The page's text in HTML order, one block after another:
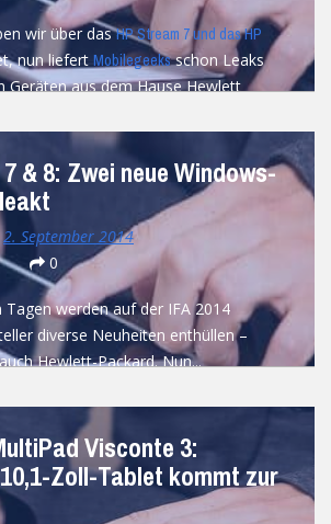
wir über dasHP Stream 7 und das HP
nun liefert Mobilegeeksschon Leaks
Geräten aus dem Hause Hewlett
& 8: Zwei neue Windows-
2. September 2014
0
Tagen werden auf der IFA 2014
diverse Neuheiten enthüllen –
Hewlett-Packard. Nun...
Visconte 3:
Zoll-Tablet kommt zur